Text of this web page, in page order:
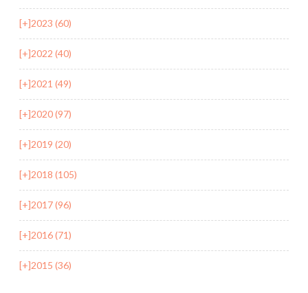
[+]2023 (60)
[+]2022 (40)
[+]2021 (49)
[+]2020 (97)
[+]2019 (20)
[+]2018 (105)
[+]2017 (96)
[+]2016 (71)
[+]2015 (36)